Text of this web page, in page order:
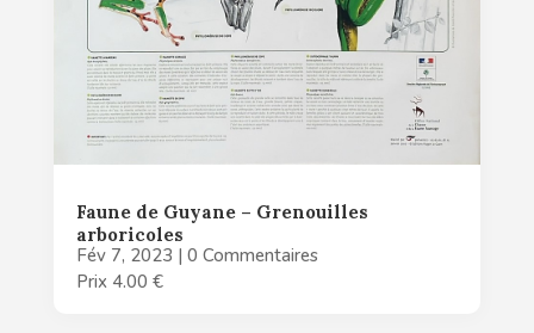
Faune de Guyane – Grenouilles
arboricoles
Fév 7, 2023 | 0 Commentaires
Prix 4.00 €